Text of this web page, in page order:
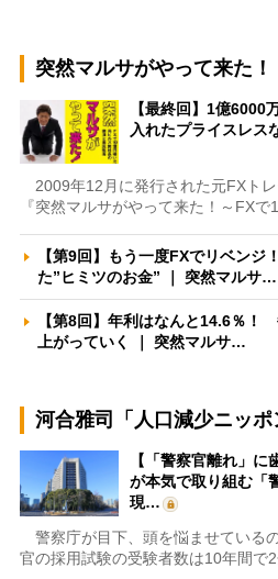
突然マルサがやって来た！
【最終回】1億6000
入れたプライスレ
2009年12月に発行された元FXト
『突然マルサがやって来た！～FXで
【第9回】もう一度FXでリベン
た”ヒミツのお金” ｜ 突然マルサ…
【第8回】年利はなんと14.6％
上がっていく ｜ 突然マルサ…
河合雅司「人口減少ニッポ
【「警察官離れ」
が本気で取り組む
現…
警察庁が目下、頭を悩ませている
官の採用試験の受験者数は10年間で